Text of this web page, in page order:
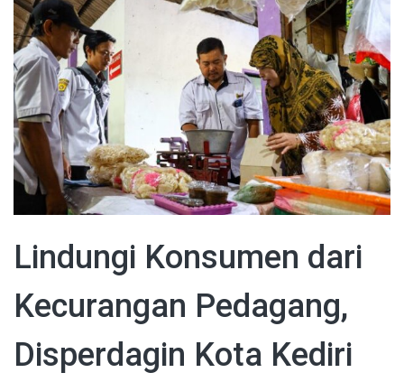
Lindungi Konsumen dari
Kecurangan Pedagang,
Disperdagin Kota Kediri